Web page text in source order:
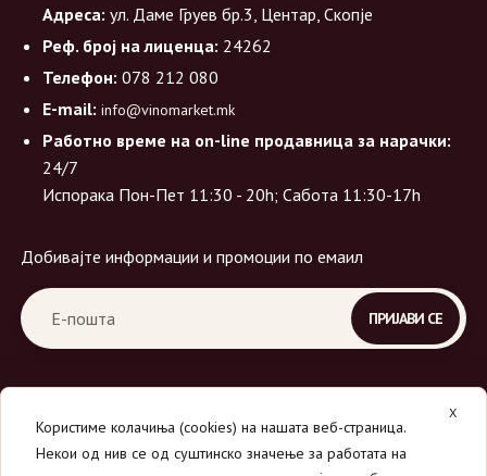
Адреса: ул. Даме Груев бр.3, Центар, Скопје
Реф. број на лиценца: 24262
Телефон: 078 212 080
E-mail: info@vinomarket.mk
Работно време на on-line продавница за нарачки:
24/7
Испорака Пон-Пет 11:30 - 20h; Сабота 11:30-17h
Добивајте информации и промоции по емаил
X
Користиме колачиња (cookies) на нашата веб-страница.
Некои од нив се од суштинско значење за работата на